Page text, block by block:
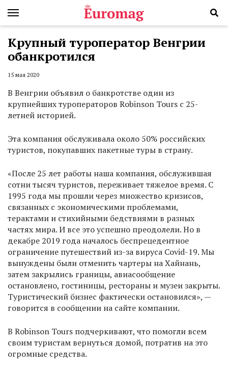
Крупный туроператор Венгрии
обанкротился
15 мая 2020
В Венгрии объявил о банкротстве один из
крупнейших туроператоров Robinson Tours с 25-
летней историей.
Эта компания обслуживала около 50% российских
туристов, покупавших пакетные туры в страну.
«После 25 лет работы наша компания, обслужившая
сотни тысяч туристов, переживает тяжелое время. С
1995 года мы прошли через множество кризисов,
связанных с экономическими проблемами,
терактами и стихийными бедствиями в разных
частях мира. И все это успешно преодолели. Но в
декабре 2019 года началось беспрецедентное
ограничение путешествий из-за вируса Covid-19. Мы
вынуждены были отменить чартеры на Хайнань,
затем закрылись границы, авиасообщение
остановлено, гостиницы, рестораны и музеи закрыты.
Туристический бизнес фактически остановился», —
говорится в сообщении на сайте компании.
В Robinson Tours подчеркивают, что помогли всем
своим туристам вернуться домой, потратив на это
огромные средства.